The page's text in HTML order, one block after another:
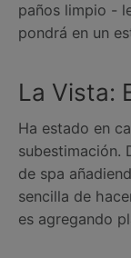
paños limpio -
pondrá en un
La Vista:
Ha estado en
subestimación.
de spa
sencilla de
es agregando